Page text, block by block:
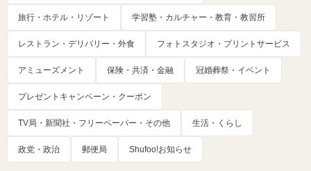
旅行・ホテル・リゾート 学習塾・カルチャー・教育・教習所
レストラン・デリバリー・外食 フォトスタジオ・プリントサービス
アミューズメント 保険・共済・金融 冠婚葬祭・イベント
プレゼントキャンペーン・クーポン
TV局・新聞社・フリーペーパー・その他 生活・くらし
政党・政治 郵便局 Shufoo!お知らせ